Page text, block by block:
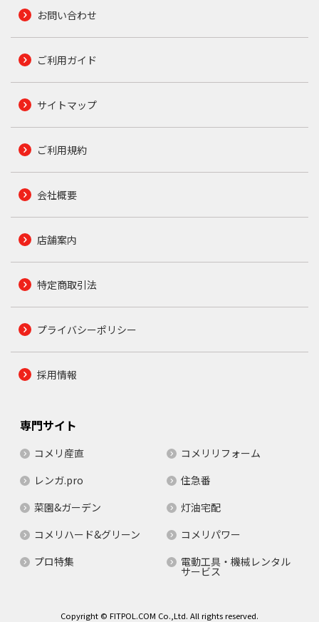
お問い合わせ
ご利用ガイド
サイトマップ
ご利用規約
会社概要
店舗案内
特定商取引法
プライバシーポリシー
採用情報
専門サイト
コメリ産直
コメリリフォーム
レンガ.pro
住急番
菜園&ガーデン
灯油宅配
コメリハード&グリーン
コメリパワー
プロ特集
電動工具・機械レンタル
サービス
Copyright © FITPOL.COM Co.,Ltd. All rights reserved.